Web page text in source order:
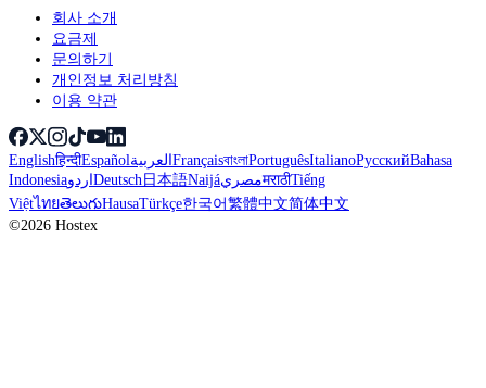
회사 소개
요금제
문의하기
개인정보 처리방침
이용 약관
Englishहिन्दीEspañolالعربيةFrançaisবাংলাPortuguêsItalianoРусскийBahasa
IndonesiaاردوDeutsch日本語NaijáمصريमराठीTiếng
ViệtไทยతెలుగుHausaTürkçe한국어繁體中文简体中文
©2026 Hostex